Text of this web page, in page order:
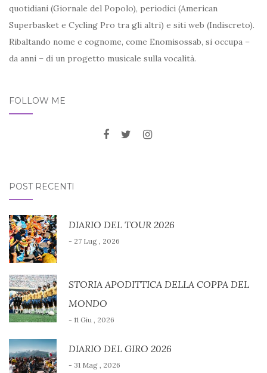
quotidiani (Giornale del Popolo), periodici (American
Superbasket e Cycling Pro tra gli altri) e siti web (Indiscreto).
Ribaltando nome e cognome, come Enomisossab, si occupa –
da anni – di un progetto musicale sulla vocalità.
FOLLOW ME
POST RECENTI
DIARIO DEL TOUR 2026
- 27 Lug , 2026
STORIA APODITTICA DELLA COPPA DEL
MONDO
- 11 Giu , 2026
DIARIO DEL GIRO 2026
- 31 Mag , 2026